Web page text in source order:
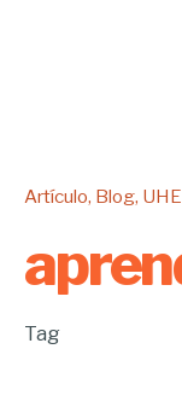
Artículo Blog
Tag